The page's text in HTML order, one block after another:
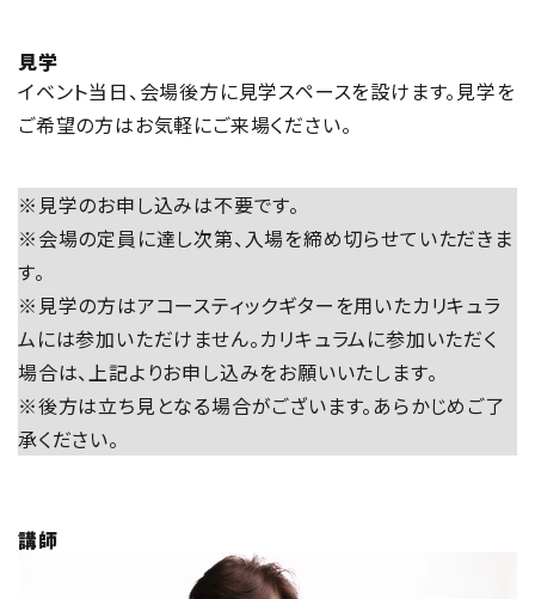
見学
イベント当日、会場後方に見学スペースを設けます。見学を
ご希望の方はお気軽にご来場ください。
※見学のお申し込みは不要です。
※会場の定員に達し次第、入場を締め切らせていただきま
す。
※見学の方はアコースティックギターを用いたカリキュラ
ムには参加いただけません。カリキュラムに参加いただく
場合は、上記よりお申し込みをお願いいたします。
※後方は立ち見となる場合がございます。あらかじめご了
承ください。
講師